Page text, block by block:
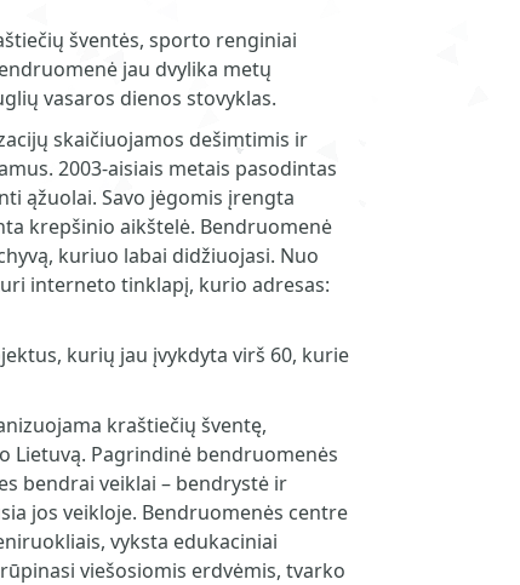
šventės, sporto renginiai
jau dvylika metų
vasaros dienos stovyklas.
skaičiuojamos dešimtimis ir
2003-aisiais metais pasodintas
ąžuolai. Savo jėgomis įrengta
krepšinio aikštelė. Bendruomenė
kuriuo labai didžiuojasi. Nuo
interneto tinklapį, kurio adresas:
kurių jau įvykdyta virš 60, kurie
kraštiečių šventę,
Lietuvą. Pagrindinė bendruomenės
bendrai veiklai – bendrystė ir
jos veikloje. Bendruomenės centre
vyksta edukaciniai
viešosiomis erdvėmis, tvarko